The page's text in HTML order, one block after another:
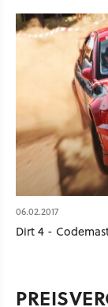
06.02.2017
Dirt 4 -